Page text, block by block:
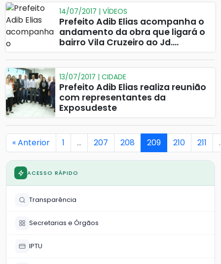
14/07/2017 | VÍDEOS
Prefeito Adib Elias acompanha o
andamento da obra que ligará o
bairro Vila Cruzeiro ao Jd.
13/07/2017 | CIDADE
Prefeito Adib Elias realiza reunião
com representantes da
Exposudeste
« Anterior 1 … 207 208 209 210 211
ACESSO RÁPIDO
Transparência
Secretarias e Órgãos
IPTU